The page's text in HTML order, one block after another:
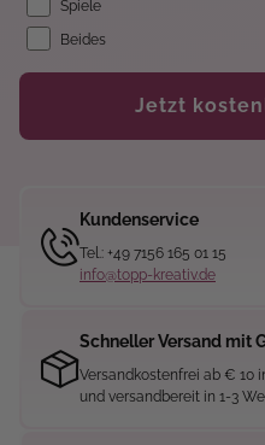
Spiele
Beides
Jetzt
Kundenservice
Tel.: +49 7156 165 01 15
info@topp-kreativ.de
Schneller Versand mit
Versandkostenfrei ab € 10
und versandbereit in 1-3